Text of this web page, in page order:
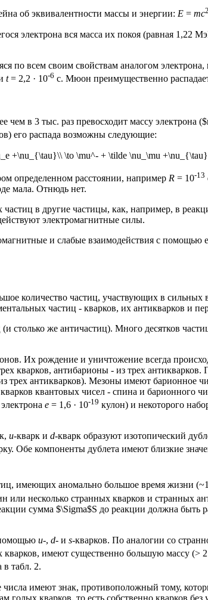
об эквивалентности массы и энергии: E = mc2
электрона вся масса их покоя (равная 1,22
по всем своим свойствам аналогом
t= 2,2 · 10-6 с. Мюон преимущественно
чем в 3 тыс. раз превосходит массу
его распада возможны следующие:
+\nu_{\tau}\\ \to \mu^- + \tilde \nu_\mu
определенном расстоянии, например R = 10-13
мала. Отнюдь нет.
в другие частицы, как, например, в
электромагнитные силы.
и слабые взаимодействия с помощью
количество частиц, участвующих в
частиц - кварков, их антикварков и
столько же античастиц). Много десятков
Их рождение и уничтожение всегда
кварков, антибарионы - из трех
трех антикварков). Мезоны имеют барионное
квантовых чисел - спина и барионного
е = 1,6 · 10-19 кулон) и некоторого
u-кварк и d-кварк образуют изотопический
Обе компоненты дублета имеют близкие
имеющих аномально большое время жизни
несколько странных кварков и странных
сумма $\Sigma$S до реакции должна быть
u-, d- и s-кварков. По аналогии со
кварков, имеют существенно большую массу (>
в табл. 2.
имеют знак, противоположный тому,
голых кварков, то есть собственно кварков